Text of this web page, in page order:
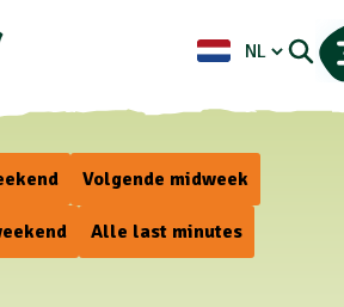
Volgende midweek
Alle last minutes